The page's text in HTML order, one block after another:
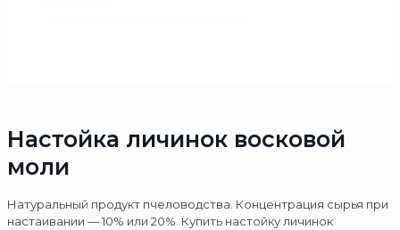
Настойка личинок восковой
моли
Натуральный продукт пчеловодства. Концентрация сырья при
настаивании — 10% или 20%. Купить настойку личинок